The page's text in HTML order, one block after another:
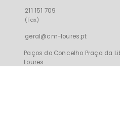
211 151 709
(Fax)
geral@cm-loures.pt
Paços do Concelho Praça da
Loures